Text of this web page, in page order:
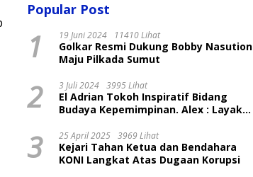
Popular Post
1 19 Juni 2024 11410 Lihat
Golkar Resmi Dukung Bobby Nasution
Maju Pilkada Sumut
2 3 Juli 2024 3995 Lihat
El Adrian Tokoh Inspiratif Bidang
Budaya Kepemimpinan. Alex : Layak
3 25 April 2025 3969 Lihat
Kejari Tahan Ketua dan Bendahara
KONI Langkat Atas Dugaan Korupsi